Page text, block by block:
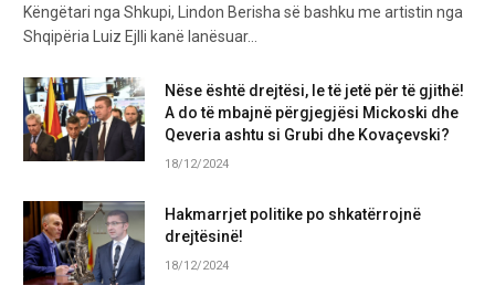
Këngëtari nga Shkupi, Lindon Berisha së bashku me artistin nga
Shqipëria Luiz Ejlli kanë lanësuar…
Nëse është drejtësi, le të jetë për të gjithë!
A do të mbajnë përgjegjësi Mickoski dhe
Qeveria ashtu si Grubi dhe Kovaçevski?
18/12/2024
Hakmarrjet politike po shkatërrojnë
drejtësinë!
18/12/2024